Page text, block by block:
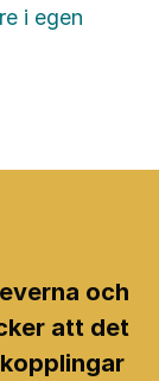
i egen
och
att det